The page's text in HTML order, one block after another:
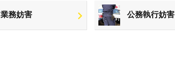
業務妨害 公務執行妨害